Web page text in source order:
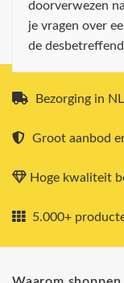
doorverwezen
je vragen over
de
Bezorging in
Groot aanbod
Hoge kwaliteit
5.000+